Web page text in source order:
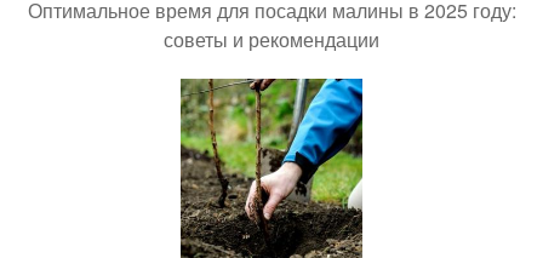
Оптимальное время для посадки малины в 2025 году:
советы и рекомендации